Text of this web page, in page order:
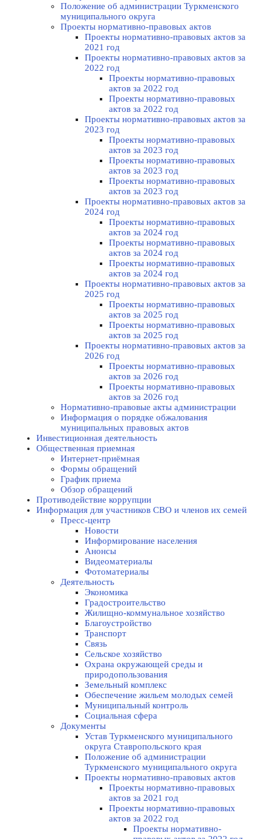
Положение об администрации Туркменского
муниципального округа
Проекты нормативно-правовых актов
Проекты нормативно-правовых актов за
2021 год
Проекты нормативно-правовых актов за
2022 год
Проекты нормативно-правовых
актов за 2022 год
Проекты нормативно-правовых
актов за 2022 год
Проекты нормативно-правовых актов за
2023 год
Проекты нормативно-правовых
актов за 2023 год
Проекты нормативно-правовых
актов за 2023 год
Проекты нормативно-правовых
актов за 2023 год
Проекты нормативно-правовых актов за
2024 год
Проекты нормативно-правовых
актов за 2024 год
Проекты нормативно-правовых
актов за 2024 год
Проекты нормативно-правовых
актов за 2024 год
Проекты нормативно-правовых актов за
2025 год
Проекты нормативно-правовых
актов за 2025 год
Проекты нормативно-правовых
актов за 2025 год
Проекты нормативно-правовых актов за
2026 год
Проекты нормативно-правовых
актов за 2026 год
Проекты нормативно-правовых
актов за 2026 год
Нормативно-правовые акты администрации
Информация о порядке обжалования
муниципальных правовых актов
Инвестиционная деятельность
Общественная приемная
Интернет-приёмная
Формы обращений
График приема
Обзор обращений
Противодействие коррупции
Информация для участников СВО и членов их семей
Пресс-центр
Новости
Информирование населения
Анонсы
Видеоматериалы
Фотоматериалы
Деятельность
Экономика
Градостроительство
Жилищно-коммунальное хозяйство
Благоустройство
Транспорт
Связь
Сельское хозяйство
Охрана окружающей среды и
природопользования
Земельный комплекс
Обеспечение жильем молодых семей
Муниципальный контроль
Социальная сфера
Документы
Устав Туркменского муниципального
округа Ставропольского края
Положение об администрации
Туркменского муниципального округа
Проекты нормативно-правовых актов
Проекты нормативно-правовых
актов за 2021 год
Проекты нормативно-правовых
актов за 2022 год
Проекты нормативно-